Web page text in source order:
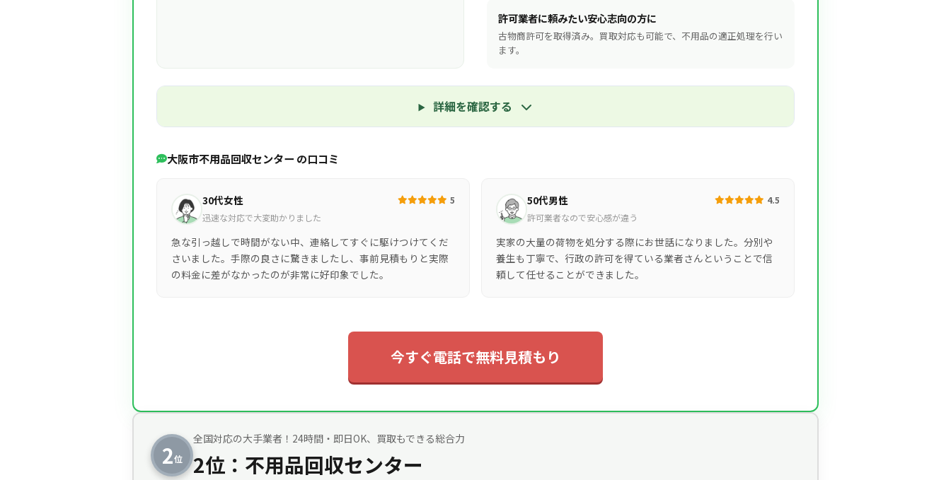
許可業者に頼みたい安心志向の方に
古物商許可を取得済み。買取対応も可能で、不用品の適正処理を行い
ます。
詳細を確認する
大阪市不用品回収センター の口コミ
30代女性
迅速な対応で大変助かりました
5
急な引っ越しで時間がない中、連絡してすぐに駆けつけてくだ
さいました。手際の良さに驚きましたし、事前見積もりと実際
の料金に差がなかったのが非常に好印象でした。
50代男性
許可業者なので安心感が違う
4.5
実家の大量の荷物を処分する際にお世話になりました。分別や
養生も丁寧で、行政の許可を得ている業者さんということで信
頼して任せることができました。
今すぐ電話で無料見積もり
2位
全国対応の大手業者！24時間・即日OK、買取もできる総合力
2位：不用品回収センター